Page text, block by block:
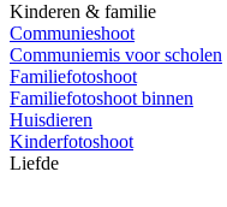
Kinderen & familie
Communieshoot
Communiemis voor scholen
Familiefotoshoot
Familiefotoshoot binnen
Huisdieren
Kinderfotoshoot
Liefde